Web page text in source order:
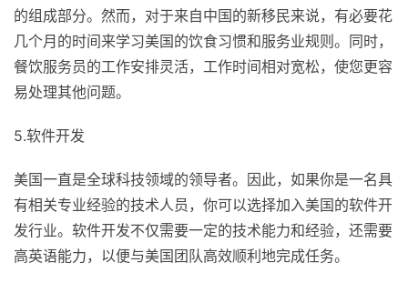
的组成部分。然而，对于来自中国的新移民来说，有必要花
几个月的时间来学习美国的饮食习惯和服务业规则。同时，
餐饮服务员的工作安排灵活，工作时间相对宽松，使您更容
易处理其他问题。
5.软件开发
美国一直是全球科技领域的领导者。因此，如果你是一名具
有相关专业经验的技术人员，你可以选择加入美国的软件开
发行业。软件开发不仅需要一定的技术能力和经验，还需要
高英语能力，以便与美国团队高效顺利地完成任务。